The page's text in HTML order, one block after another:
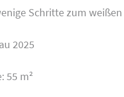
Schritte zum
2025
55 m²